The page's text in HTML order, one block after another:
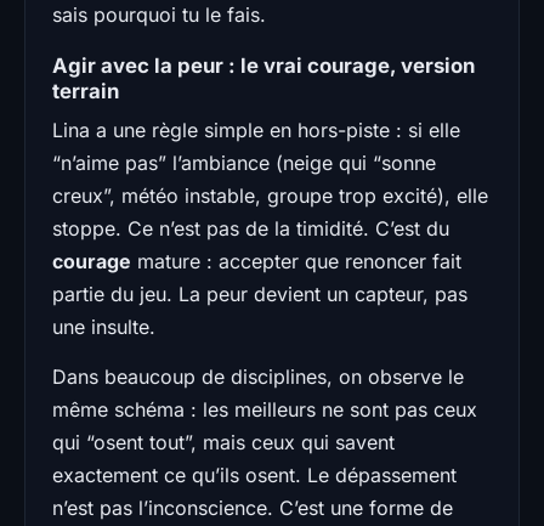
sais pourquoi tu le fais.
Agir avec la peur : le vrai courage, version
terrain
Lina a une règle simple en hors-piste : si elle
“n’aime pas” l’ambiance (neige qui “sonne
creux”, météo instable, groupe trop excité), elle
stoppe. Ce n’est pas de la timidité. C’est du
courage mature : accepter que renoncer fait
partie du jeu. La peur devient un capteur, pas
une insulte.
Dans beaucoup de disciplines, on observe le
même schéma : les meilleurs ne sont pas ceux
qui “osent tout”, mais ceux qui savent
exactement ce qu’ils osent. Le dépassement
n’est pas l’inconscience. C’est une forme de